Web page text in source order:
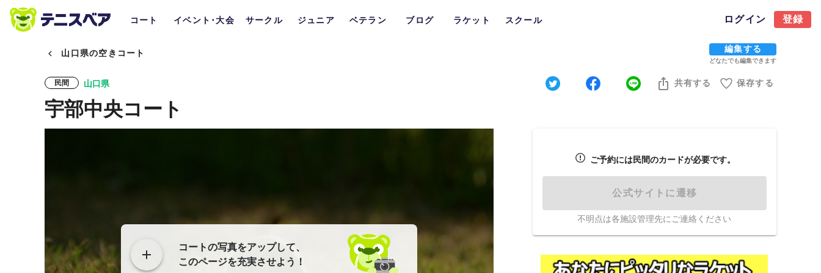
コート イベント･大会 サークル ジュニア ベテラン ブログ ラケット スクール ログイン 登録
山口県の空きコート 編集する
どなたでも編集できます
民間 山口県 共有する 保存する
宇部中央コート
コートの写真をアップして、
このページを充実させよう！
ご予約には民間のカードが必要です。
公式サイトに遷移
不明点は各施設管理先にご連絡ください